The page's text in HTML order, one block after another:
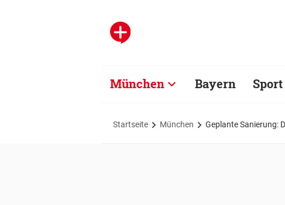
München Bayern Sport
Startseite München Geplante Sanierung: